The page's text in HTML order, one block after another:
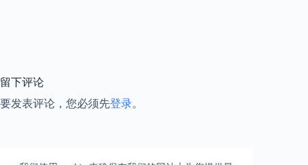
留下评论
要发表评论，您必须先登录。